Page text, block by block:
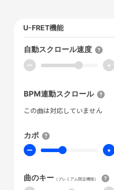
U-FRET機能
自動スクロール速度
ー +
BPM連動スクロール
この曲は対応していません
カポ
ー +
曲のキー （プレミアム限定機能）